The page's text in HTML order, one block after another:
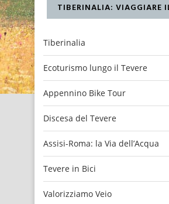
TIBERINALIA: VIAGGIARE
Tiberinalia
Ecoturismo lungo il Tevere
Appennino Bike Tour
Discesa del Tevere
Assisi-Roma: la Via dell’Acqua
Tevere in Bici
Valorizziamo Veio